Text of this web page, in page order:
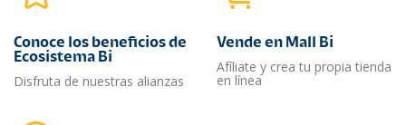
Conoce los beneficios de
Ecosistema Bi
Disfruta de nuestras alianzas
Vende en Mall Bi
Afíliate y crea tu propia tienda
en línea